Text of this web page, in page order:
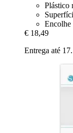
Plástico
Encolhe
€ 18,49
Entrega até